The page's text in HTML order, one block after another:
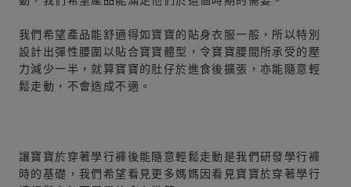
我們希望產品能舒適得如寶寶的貼身衣服一般，所以特別
設計出彈性腰圍以貼合寶寶體型，令寶寶腰間所承受的壓
力減少一半，就算寶寶的肚仔於進食後擴張，亦能隨意輕
鬆走動，不會造成不適。
讓寶寶於穿著學行褲後能隨意輕鬆走動是我們研發學行褲
時的基礎，我們希望看見更多媽媽因看見寶寶於穿著學行